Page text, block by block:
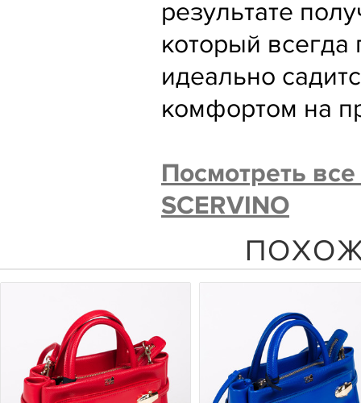
результате
который
идеально
комфортом на
Посмотреть
SCERVINO